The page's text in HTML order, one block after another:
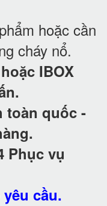
hoặc cần
cháy nổ.
IBOX
toàn quốc -
Phục vụ
cầu.